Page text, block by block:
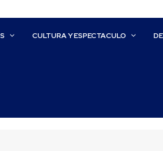
CULTURA Y ESPECTACULO